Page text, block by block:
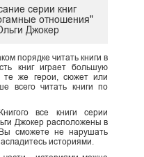
серии книг
отношения"
Джокер
порядке читать книги в
книг играет большую
же герои, сюжет или
всего читать книги по
все книги серии
Джокер расположены в
сможете не нарушать
историями.